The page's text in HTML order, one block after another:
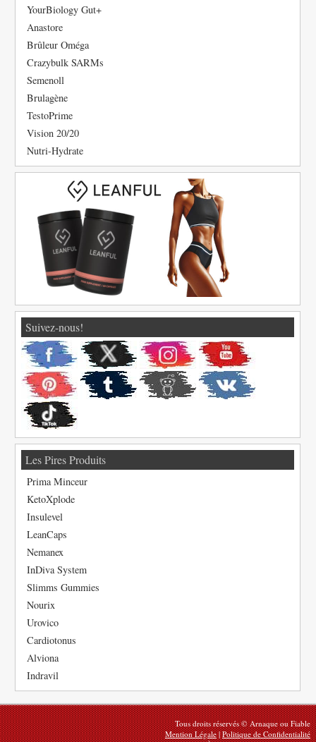
YourBiology Gut+
Anastore
Brûleur Oméga
Crazybulk SARMs
Semenoll
Brulagène
TestoPrime
Vision 20/20
Nutri-Hydrate
Suivez-nous!
Les Pires Produits
Prima Minceur
KetoXplode
Insulevel
LeanCaps
Nemanex
InDiva System
Slimms Gummies
Nourix
Urovico
Cardiotonus
Alviona
Indravil
Tous droits réservés © Arnaque ou Fiable
Mention Légale|Politique de Confidentialité